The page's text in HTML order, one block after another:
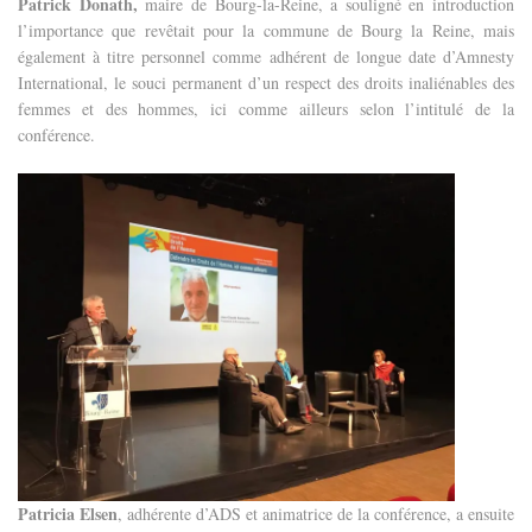
l’importance que revêtait pour la commune de Bourg la Reine, mais
également à titre personnel comme adhérent de longue date d’Amnesty
International, le souci permanent d’un respect des droits inaliénables des
femmes et des hommes, ici comme ailleurs selon l’intitulé de la
conférence.
Patricia Elsen, adhérente d’ADS et animatrice de la conférence, a ensuite